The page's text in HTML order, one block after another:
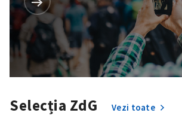
Selecția ZdG Vezi toate